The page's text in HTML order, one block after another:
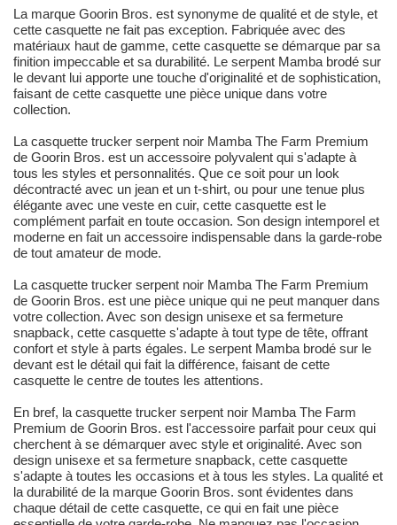
La marque Goorin Bros. est synonyme de qualité et de style, et
cette casquette ne fait pas exception. Fabriquée avec des
matériaux haut de gamme, cette casquette se démarque par sa
finition impeccable et sa durabilité. Le serpent Mamba brodé sur
le devant lui apporte une touche d'originalité et de sophistication,
faisant de cette casquette une pièce unique dans votre
collection.
La casquette trucker serpent noir Mamba The Farm Premium
de Goorin Bros. est un accessoire polyvalent qui s'adapte à
tous les styles et personnalités. Que ce soit pour un look
décontracté avec un jean et un t-shirt, ou pour une tenue plus
élégante avec une veste en cuir, cette casquette est le
complément parfait en toute occasion. Son design intemporel et
moderne en fait un accessoire indispensable dans la garde-robe
de tout amateur de mode.
La casquette trucker serpent noir Mamba The Farm Premium
de Goorin Bros. est une pièce unique qui ne peut manquer dans
votre collection. Avec son design unisexe et sa fermeture
snapback, cette casquette s'adapte à tout type de tête, offrant
confort et style à parts égales. Le serpent Mamba brodé sur le
devant est le détail qui fait la différence, faisant de cette
casquette le centre de toutes les attentions.
En bref, la casquette trucker serpent noir Mamba The Farm
Premium de Goorin Bros. est l'accessoire parfait pour ceux qui
cherchent à se démarquer avec style et originalité. Avec son
design unisexe et sa fermeture snapback, cette casquette
s'adapte à toutes les occasions et à tous les styles. La qualité et
la durabilité de la marque Goorin Bros. sont évidentes dans
chaque détail de cette casquette, ce qui en fait une pièce